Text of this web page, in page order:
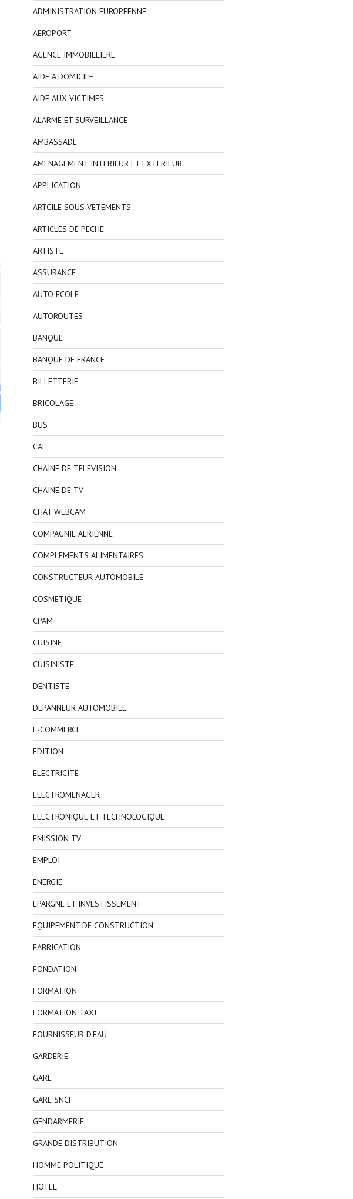
ADMINISTRATION EUROPEENNE
AEROPORT
AGENCE IMMOBILLIERE
AIDE A DOMICILE
AIDE AUX VICTIMES
ALARME ET SURVEILLANCE
AMBASSADE
AMENAGEMENT INTERIEUR ET EXTERIEUR
APPLICATION
ARTCILE SOUS VETEMENTS
ARTICLES DE PECHE
ARTISTE
ASSURANCE
AUTO ECOLE
AUTOROUTES
BANQUE
BANQUE DE FRANCE
BILLETTERIE
BRICOLAGE
BUS
CAF
CHAINE DE TELEVISION
CHAINE DE TV
CHAT WEBCAM
COMPAGNIE AERIENNE
COMPLEMENTS ALIMENTAIRES
CONSTRUCTEUR AUTOMOBILE
COSMETIQUE
CPAM
CUISINE
CUISINISTE
DENTISTE
DEPANNEUR AUTOMOBILE
E-COMMERCE
EDITION
ELECTRICITE
ELECTROMENAGER
ELECTRONIQUE ET TECHNOLOGIQUE
EMISSION TV
EMPLOI
ENERGIE
EPARGNE ET INVESTISSEMENT
EQUIPEMENT DE CONSTRUCTION
FABRICATION
FONDATION
FORMATION
FORMATION TAXI
FOURNISSEUR D'EAU
GARDERIE
GARE
GARE SNCF
GENDARMERIE
GRANDE DISTRIBUTION
HOMME POLITIQUE
HOTEL